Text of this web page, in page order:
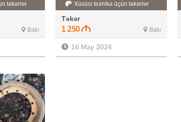
təkərlər
Bakı
Xüsüsi texnika üçün təkərlər
Təkər
1 250 Bakı
16 May 2024